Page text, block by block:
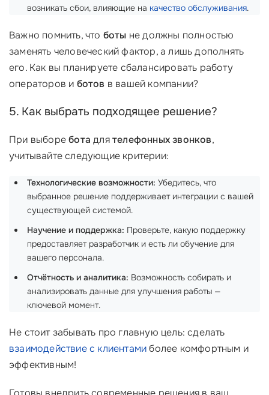
возникать сбои, влияющие на качество обслуживания.
Важно помнить, что боты не должны полностью
заменять человеческий фактор, а лишь дополнять
его. Как вы планируете сбалансировать работу
операторов и ботов в вашей компании?
5. Как выбрать подходящее решение?
При выборебота длятелефонных звонков,
учитывайте следующие критерии:
Технологические возможности: Убедитесь, что
выбранное решение поддерживает интеграции с вашей
существующей системой.
Научение и поддержка: Проверьте, какую поддержку
предоставляет разработчик и есть ли обучение для
вашего персонала.
Отчётность и аналитика: Возможность собирать и
анализировать данные для улучшения работы —
ключевой момент.
Не стоит забывать про главную цель: сделать
взаимодействие с клиентамиболее комфортным и
эффективным!